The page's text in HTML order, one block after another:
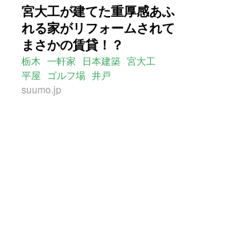
宮大工が建てた重厚感あふ
れる家がリフォームされて
まさかの賃貸！？
栃木 一軒家 日本建築 宮大工
平屋 ゴルフ場 井戸
2017年11月のおすすめ
suumo.jp